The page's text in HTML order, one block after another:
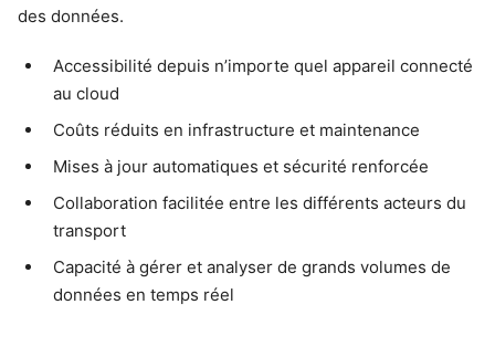
des données.
Accessibilité depuis n’importe quel appareil connecté
au cloud
Coûts réduits en infrastructure et maintenance
Mises à jour automatiques et sécurité renforcée
Collaboration facilitée entre les différents acteurs du
transport
Capacité à gérer et analyser de grands volumes de
données en temps réel